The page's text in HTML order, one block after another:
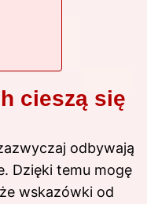
cieszą się
odbywają
Dzięki temu mogę
wskazówki od